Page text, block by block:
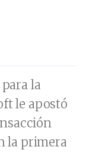
la
le apostó
la primera